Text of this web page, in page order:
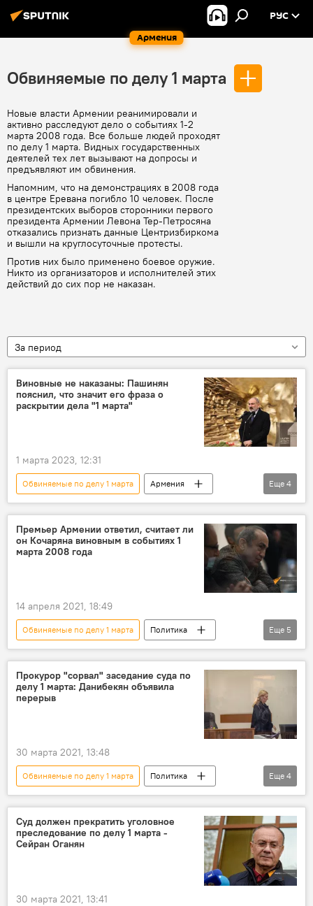
Армения
РУС
Обвиняемые по делу 1 марта
Новые власти Армении реанимировали и
активно расследуют дело о событиях 1-2
марта 2008 года. Все больше людей проходят
по делу 1 марта. Видных государственных
деятелей тех лет вызывают на допросы и
предъявляют им обвинения.
Напомним, что на демонстрациях в 2008 года
в центре Еревана погибло 10 человек. После
президентских выборов сторонники первого
президента Армении Левона Тер-Петросяна
отказались признать данные Центризбиркома
и вышли на круглосуточные протесты.
Против них было применено боевое оружие.
Никто из организаторов и исполнителей этих
действий до сих пор не наказан.
За период
Виновные не наказаны: Пашинян
пояснил, что значит его фраза о
раскрытии дела "1 марта"
1 марта 2023, 12:31
Обвиняемые по делу 1 марта
Армения
Пашинян Никол
памятник
дело 1 марта
расследование
Еще 4
Премьер Армении ответил, считает ли
он Кочаряна виновным в событиях 1
марта 2008 года
14 апреля 2021, 18:49
Обвиняемые по делу 1 марта
Политика
Армения
Роберт Кочарян
дело 1 марта
Пашинян Никол
Премьер
Еще 5
Прокурор "сорвал" заседание суда по
делу 1 марта: Данибекян объявила
перерыв
30 марта 2021, 13:48
Обвиняемые по делу 1 марта
Политика
Армения
дело 1 марта
судья
Анна Данибекян
Еще 4
Суд должен прекратить уголовное
преследование по делу 1 марта -
Сейран Оганян
30 марта 2021, 13:41